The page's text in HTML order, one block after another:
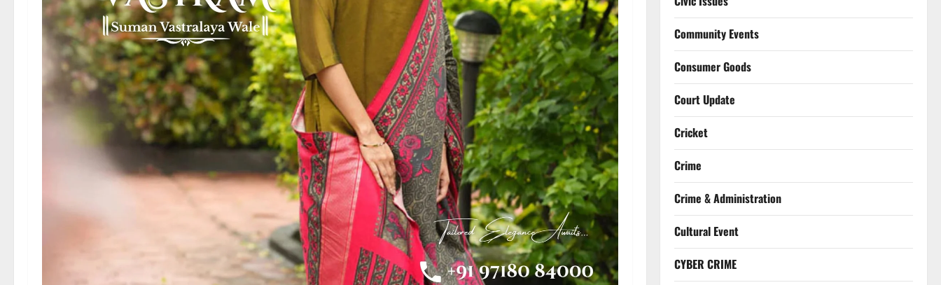
Community Events
Consumer Goods
Court Update
Cricket
Crime
Crime & Administration
Cultural Event
CYBER CRIME